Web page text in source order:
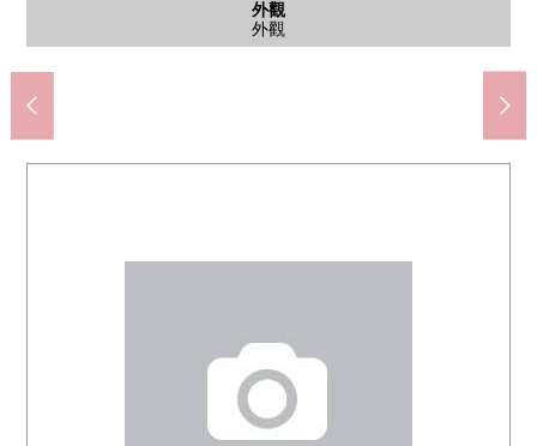
外觀
外觀
外觀
大廳
大廳
大廳
入口
入口
外觀
外觀
其他當地
院子
院子
千裡中央站(大阪單軌電車線)(約370m)
步行5分鐘。
千裡中央站(北大阪快車電力鐵道南北線)(約560m)
步行7分鐘。
SENRITO讀賣(約420m)
步行6分鐘。
senchu朋友(約410m)
步行6分鐘。
豐中市立新田小學(約270m)
步行4分鐘。
豐中市立第9中學(約910m)
步行12分鐘。